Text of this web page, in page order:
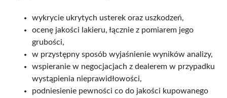
wykrycie ukrytych usterek oraz uszkodzeń,
ocenę jakości lakieru, łącznie z pomiarem jego
grubości,
w przystępny sposób wyjaśnienie wyników analizy,
wspieranie w negocjacjach z dealerem w przypadku
wystąpienia nieprawidłowości,
podniesienie pewności co do jakości kupowanego